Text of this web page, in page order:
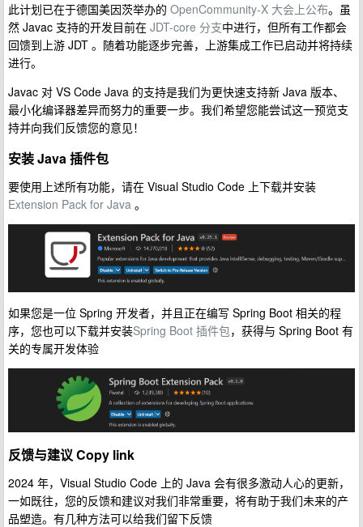
此计划已在于德国美因茨举办的 OpenCommunity-X 大会上公布。虽
然 Javac 支持的开发目前在 JDT-core 分支中进行，但所有工作都会
回馈到上游 JDT 。随着功能逐步完善，上游集成工作已启动并将持续
进行。
Javac 对 VS Code Java 的支持是我们为更快速支持新 Java 版本、
最小化编译器差异而努力的重要一步。我们希望您能尝试这一预览支
持并向我们反馈您的意见！
安装 Java 插件包
要使用上述所有功能，请在 Visual Studio Code 上下载并安装
Extension Pack for Java 。
如果您是一位 Spring 开发者，并且正在编写 Spring Boot 相关的程
序，您也可以下载并安装Spring Boot 插件包，获得与 Spring Boot 有
关的专属开发体验
反馈与建议Copy link
2024 年，Visual Studio Code 上的 Java 会有很多激动人心的更新，
一如既往，您的反馈和建议对我们非常重要，将有助于我们未来的产
品塑造。有几种方法可以给我们留下反馈